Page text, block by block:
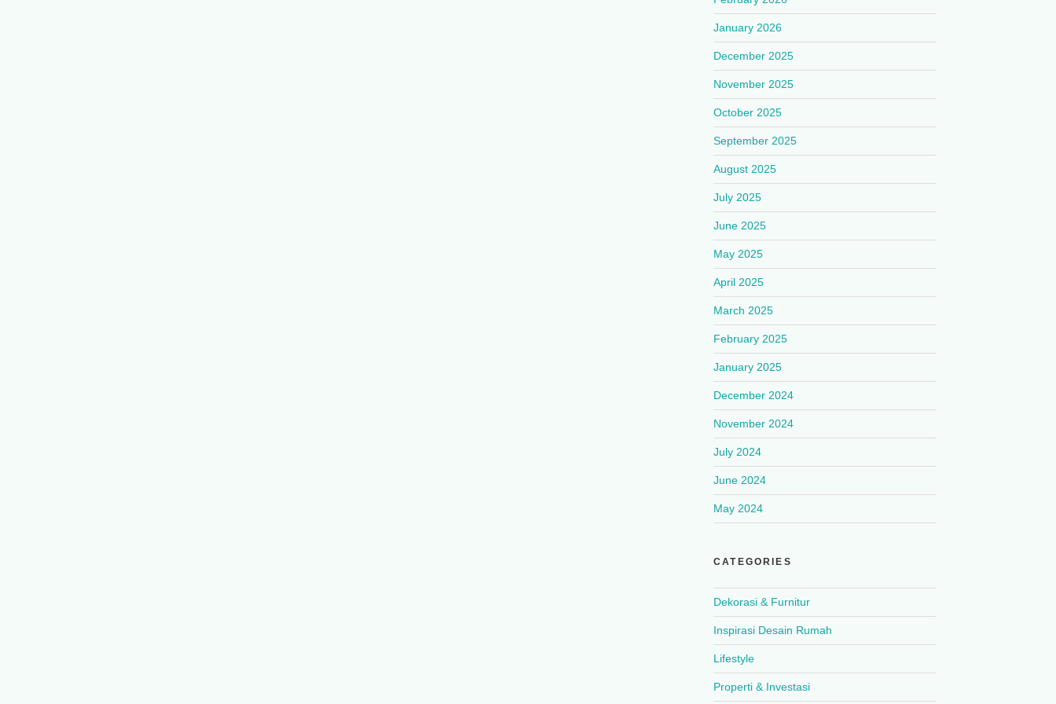
January 2026
December 2025
November 2025
October 2025
September 2025
August 2025
July 2025
June 2025
May 2025
April 2025
March 2025
February 2025
January 2025
December 2024
November 2024
July 2024
June 2024
May 2024
CATEGORIES
Dekorasi & Furnitur
Inspirasi Desain Rumah
Lifestyle
Properti & Investasi